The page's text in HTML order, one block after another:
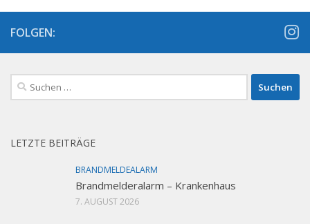
FOLGEN:
Suchen
nach:
LETZTE BEITRÄGE
BRANDMELDEALARM
Brandmelderalarm – Krankenhaus
7. AUGUST 2026